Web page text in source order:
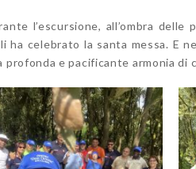
l’escursione, all’ombra
ha celebrato la santa messa. E
profonda e pacificante armonia di